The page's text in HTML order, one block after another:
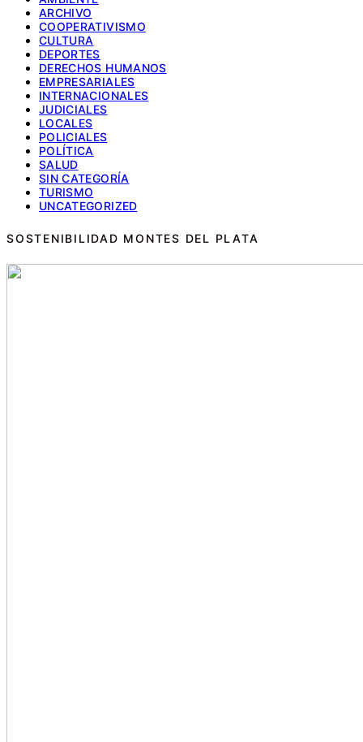
ARCHIVO
COOPERATIVISMO
CULTURA
DEPORTES
DERECHOS HUMANOS
EMPRESARIALES
INTERNACIONALES
JUDICIALES
LOCALES
POLICIALES
POLÍTICA
SALUD
SIN CATEGORÍA
TURISMO
UNCATEGORIZED
SOSTENIBILIDAD MONTES DEL PLATA